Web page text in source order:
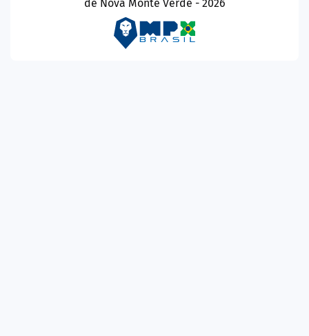
de Nova Monte Verde - 2026